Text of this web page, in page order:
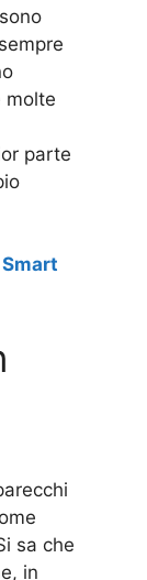
molte
parte
sa che
in